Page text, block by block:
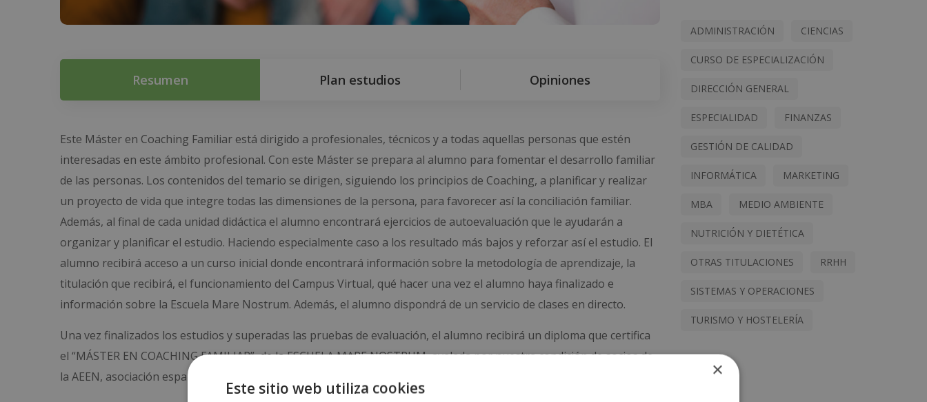
Resumen Plan estudios Opiniones
Este Máster en Coaching Familiar está dirigido a profesionales, técnicos y a todas aquellas personas que estén
interesadas en este ámbito profesional. Con este Máster se prepara al alumno para fomentar el desarrollo familiar
de las personas. Los contenidos del temario se dirigen, siguiendo los principios de Coaching, a planificar y realizar
un proyecto de vida que integre todas las dimensiones de la persona, para favorecer así la conciliación familiar.
Además, al final de cada unidad didáctica el alumno encontrará ejercicios de autoevaluación que le ayudarán a
organizar y planificar el estudio. Haciendo especialmente caso a los resultado más bajos y reforzar así el estudio. El
alumno recibirá acceso a un curso inicial donde encontrará información sobre la metodología de aprendizaje, la
titulación que recibirá, el funcionamiento del Campus Virtual, qué hacer una vez el alumno haya finalizado e
información sobre la Escuela Mare Nostrum. Además, el alumno dispondrá de un servicio de clases en directo.
Una vez finalizados los estudios y superadas las pruebas de evaluación, el alumno recibirá un diploma que certifica
el “MÁSTER EN COACHING FAMILIAR”, de la ESCUELA MARE NOSTRUM, avalada por nuestra condición de socios de
la AEEN, asociación española de escuelas de negocios.
ADMINISTRACIÓN CIENCIAS
CURSO DE ESPECIALIZACIÓN
DIRECCIÓN GENERAL
ESPECIALIDAD FINANZAS
GESTIÓN DE CALIDAD
INFORMÁTICA MARKETING
MBA MEDIO AMBIENTE
NUTRICIÓN Y DIETÉTICA
OTRAS TITULACIONES RRHH
SISTEMAS Y OPERACIONES
TURISMO Y HOSTELERÍA
×
Este sitio web utiliza cookies